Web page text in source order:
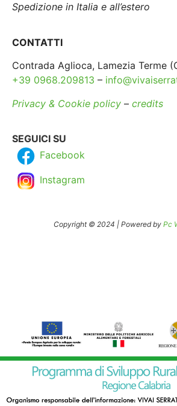
Spedizione in Italia e all’estero
CONTATTI
Contrada Aglioca, Lamezia Terme
+39 0968.209813 –
Privacy & Cookie policy – credits
SEGUICI SU
Facebook
Instagram
Copyright © 2024 | Powered by Pc